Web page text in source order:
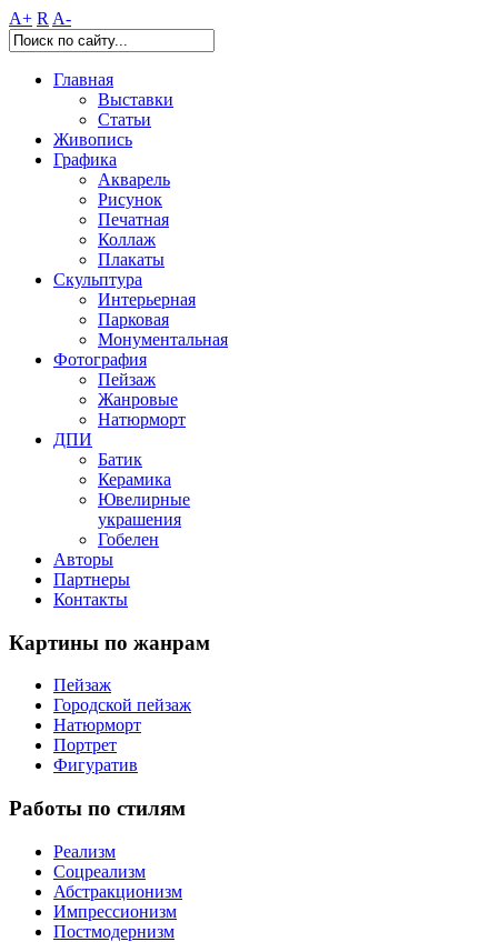
A+ R A-
Главная
Выставки
Статьи
Живопись
Графика
Акварель
Рисунок
Печатная
Коллаж
Плакаты
Скульптура
Интерьерная
Парковая
Монументальная
Фотография
Пейзаж
Жанровые
Натюрморт
ДПИ
Батик
Керамика
Ювелирные
украшения
Гобелен
Авторы
Партнеры
Контакты
Картины по жанрам
Пейзаж
Городской пейзаж
Натюрморт
Портрет
Фигуратив
Работы по стилям
Реализм
Соцреализм
Абстракционизм
Импрессионизм
Постмодернизм